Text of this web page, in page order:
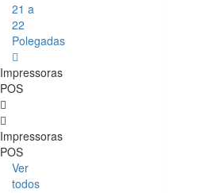
21 a
22
Polegadas
Impressoras
POS
Impressoras
POS
Ver
todos